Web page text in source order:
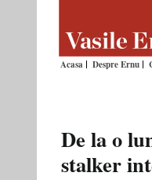
Acasa Despre Ernu
De la o
stalker